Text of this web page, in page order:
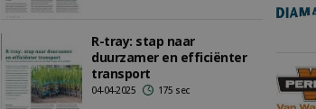
R-tray: stap naar
duurzamer en efficiënter
transport
04-04-2025 175 sec